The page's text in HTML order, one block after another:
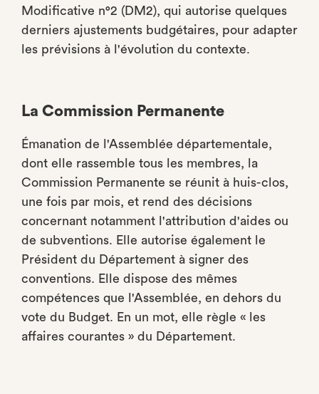
Modificative n°2 (DM2), qui autorise quelques
derniers ajustements budgétaires, pour adapter
les prévisions à l'évolution du contexte.
La Commission Permanente
Émanation de l'Assemblée départementale,
dont elle rassemble tous les membres, la
Commission Permanente se réunit à huis-clos,
une fois par mois, et rend des décisions
concernant notamment l'attribution d'aides ou
de subventions. Elle autorise également le
Président du Département à signer des
conventions. Elle dispose des mêmes
compétences que l'Assemblée, en dehors du
vote du Budget. En un mot, elle règle « les
affaires courantes » du Département.